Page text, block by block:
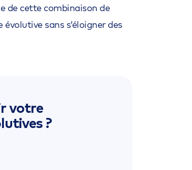
de cette combinaison de
sans s’éloigner des
votre
?